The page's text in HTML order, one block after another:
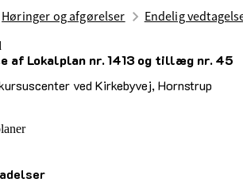
Høringer og afgørelser Endelig
af Lokalplan nr. 1413 og tillæg nr. 45
ved Kirkebyvej, Hornstrup
2025